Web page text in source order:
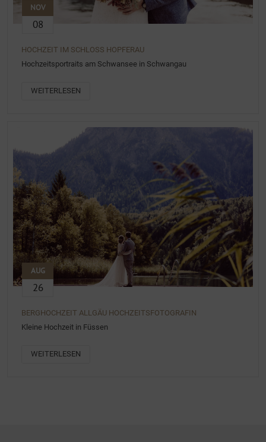
NOV
08
HOCHZEIT IM SCHLOSS HOPFERAU
Hochzeitsportraits am Schwansee in Schwangau
WEITERLESEN
AUG
26
BERGHOCHZEIT ALLGÄU HOCHZEITSFOTOGRAFIN
Kleine Hochzeit in Füssen
WEITERLESEN